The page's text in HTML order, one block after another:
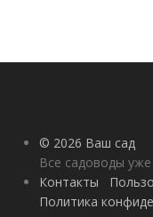
© 2026 Ваш сад
Все садоводы уже
Контакты
Политика